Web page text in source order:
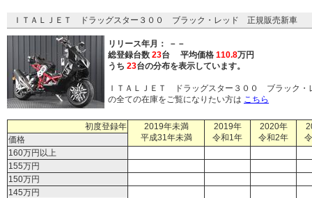
ＩＴＡＬＪＥＴ ドラッグスター３００ ブラック・レッド 正規販売新車
リリース年月： －－
総登録台数 23台 平均価格 110.8万円
うち 23台の分布を表示しています。
ＩＴＡＬＪＥＴ ドラッグスター３００ ブラック
の全ての在庫をご覧になりたい方は こちら
初度登録年
2019年未満
平成31年未満
2019年
令和1年
2020年
令和2年
価格
160万円以上
155万円
150万円
145万円